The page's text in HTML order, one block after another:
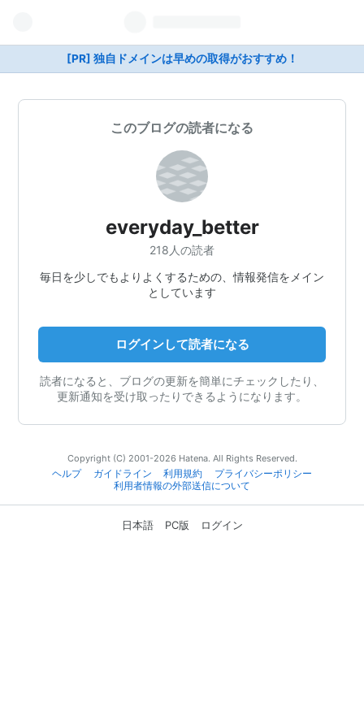
[PR] 独自ドメインは早めの取得がおすすめ！
このブログの読者になる
everyday_better
218人の読者
毎日を少しでもよりよくするための、情報発信をメイン
としています
ログインして読者になる
読者になると、ブログの更新を簡単にチェックしたり、
更新通知を受け取ったりできるようになります。
Copyright (C) 2001-2026 Hatena. All Rights Reserved.
ヘルプ
ガイドライン 利用規約
プライバシーポリシー
利用者情報の外部送信について
日本語 PC版 ログイン